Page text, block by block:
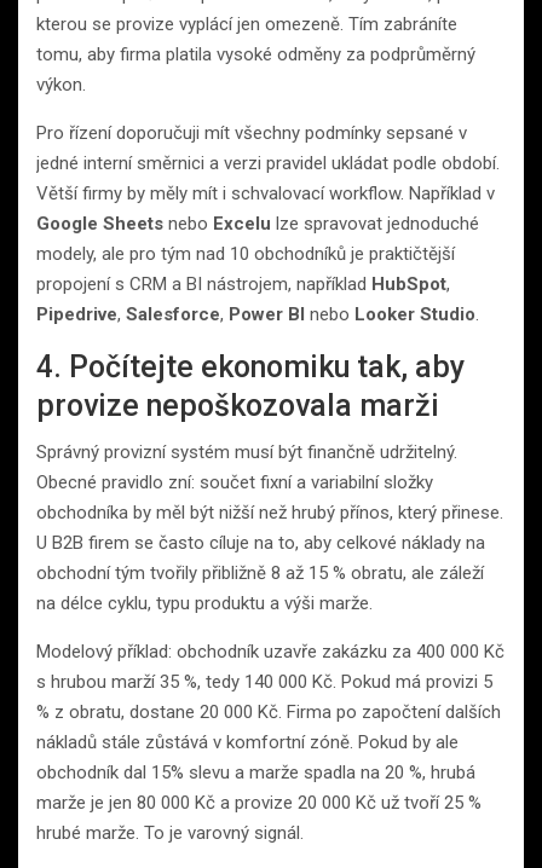
kterou se provize vyplácí jen omezeně. Tím zabráníte
tomu, aby firma platila vysoké odměny za podprůměrný
výkon.
Pro řízení doporučuji mít všechny podmínky sepsané v
jedné interní směrnici a verzi pravidel ukládat podle období.
Větší firmy by měly mít i schvalovací workflow. Například v
Google Sheets nebo Excelu lze spravovat jednoduché
modely, ale pro tým nad 10 obchodníků je praktičtější
propojení s CRM a BI nástrojem, například HubSpot,
Pipedrive, Salesforce, Power BI nebo Looker Studio.
4. Počítejte ekonomiku tak, aby
provize nepoškozovala marži
Správný provizní systém musí být finančně udržitelný.
Obecné pravidlo zní: součet fixní a variabilní složky
obchodníka by měl být nižší než hrubý přínos, který přinese.
U B2B firem se často cíluje na to, aby celkové náklady na
obchodní tým tvořily přibližně 8 až 15 % obratu, ale záleží
na délce cyklu, typu produktu a výši marže.
Modelový příklad: obchodník uzavře zakázku za 400 000 Kč
s hrubou marží 35 %, tedy 140 000 Kč. Pokud má provizi 5
% z obratu, dostane 20 000 Kč. Firma po započtení dalších
nákladů stále zůstává v komfortní zóně. Pokud by ale
obchodník dal 15% slevu a marže spadla na 20 %, hrubá
marže je jen 80 000 Kč a provize 20 000 Kč už tvoří 25 %
hrubé marže. To je varovný signál.